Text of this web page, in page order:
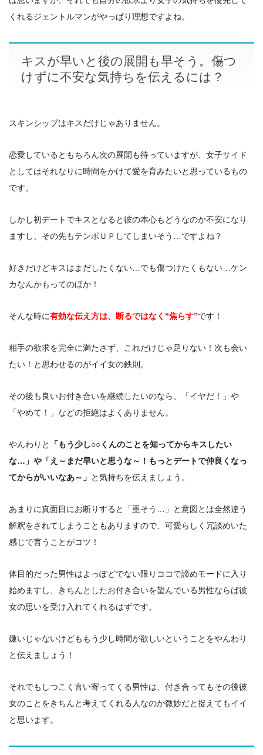
くれるジェントルマンがやっぱり理想ですよね。
キスが早いと後の展開も早そう。傷つ
けずに不安な気持ちを伝えるには？
スキンシップはキスだけじゃありません。
恋愛しているともちろん次の展開も待っていますが、女子サイド
としてはそれなりに時間をかけて愛を育みたいと思っているもの
です。
しかし初デートでキスとなると彼の本心もどうなのか不安になり
ますし、その先もテンポＵＰしてしまいそう…ですよね？
好きだけどキスはまだしたくない…でも傷つけたくもない…ケン
カなんかもってのほか！
そんな時に有効な伝え方は、断るではなく“焦らす”です！
相手の欲求を完全に満たさず、これだけじゃ足りない！次も会い
たい！と思わせるのがイイ女の鉄則。
その後も良いお付き合いを継続したいのなら、「イヤだ！」や
「やめて！」などの拒絶はよくありません。
やんわりと
「もう少し○○くんのことを知ってからキスしたい
な…」や「え～まだ早いと思うな～！もっとデートで仲良くなっ
てからがいいなあ～」 と気持ちを伝えましょう。
あまりに真面目にお断りすると「重そう…」と意図とは全然違う
解釈をされてしまうこともありますので、可愛らしく冗談めいた
感じで言うことがコツ！
体目的だった男性はよっぽどでない限りココで諦めモードに入り
始めますし、きちんとしたお付き合いを望んでいる男性ならば彼
女の思いを受け入れてくれるはずです。
嫌いじゃないけどももう少し時間が欲しいということをやんわり
と伝えましょう！
それでもしつこく言い寄ってくる男性は、付き合ってもその後彼
女のことをきちんと考えてくれる人なのか微妙だと捉えてもイイ
と思います。